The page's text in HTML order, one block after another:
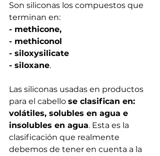
Son siliconas los compuestos que
terminan en:
- methicone,
- methiconol
- siloxysilicate
- siloxane.
Las siliconas usadas en productos
para el cabello se clasifican en:
volátiles, solubles en agua e
insolubles en agua. Esta es la
clasificación que realmente
debemos de tener en cuenta a la